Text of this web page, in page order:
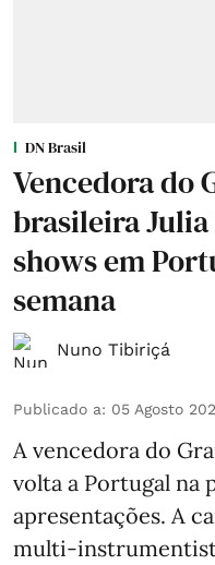
DN Brasil
Vencedora do
brasileira
shows em
semana
Nuno Tibiriçá
Publicado a: 05 Agosto
A vencedora do
volta a Portugal na
apresentações. A
multi-